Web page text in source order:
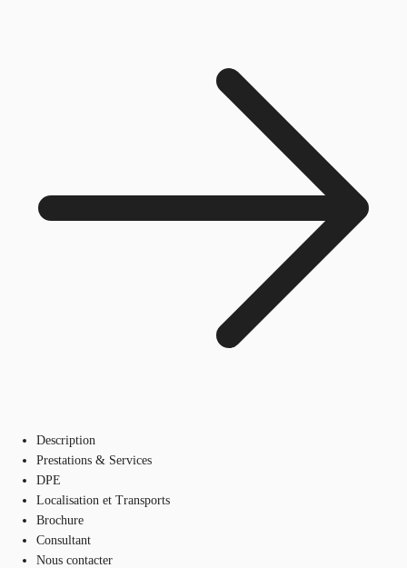
Description
Prestations & Services
DPE
Localisation et Transports
Brochure
Consultant
Nous contacter